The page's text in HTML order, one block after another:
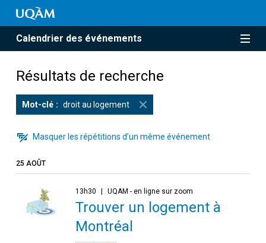
Calendrier des événements
Résultats de recherche
Mot-clé droit au logement
Masquer les répétitions d’un même événement
25 AOÛT
13h30 UQAM - en ligne sur zoom
Trouver un logement à
Montréal